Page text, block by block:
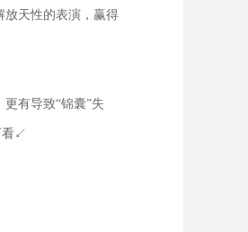
天性的表演，赢得
有导致“锦囊”失
看↙